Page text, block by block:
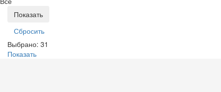
Выбрано: 31
Показать